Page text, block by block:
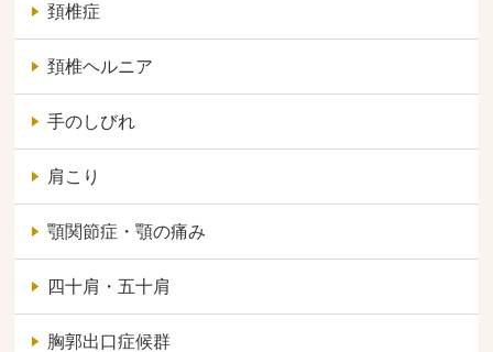
頚椎症
頚椎ヘルニア
手のしびれ
肩こり
顎関節症・顎の痛み
四十肩・五十肩
胸郭出口症候群